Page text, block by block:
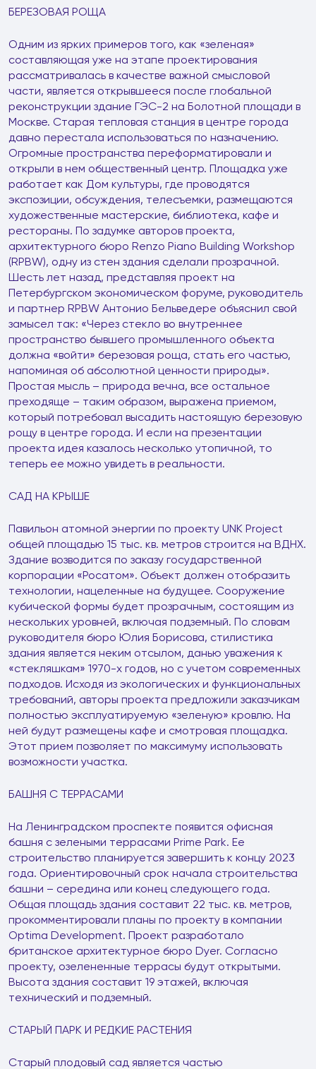
БЕРЕЗОВАЯ РОЩА
Одним из ярких примеров того, как «зеленая»
составляющая уже на этапе проектирования
рассматривалась в качестве важной смысловой
части, является открывшееся после глобальной
реконструкции здание ГЭС-2 на Болотной площади в
Москве. Старая тепловая станция в центре города
давно перестала использоваться по назначению.
Огромные пространства переформатировали и
открыли в нем общественный центр. Площадка уже
работает как Дом культуры, где проводятся
экспозиции, обсуждения, телесъемки, размещаются
художественные мастерские, библиотека, кафе и
рестораны. По задумке авторов проекта,
архитектурного бюро Renzo Piano Building Workshop
(RPBW), одну из стен здания сделали прозрачной.
Шесть лет назад, представляя проект на
Петербургском экономическом форуме, руководитель
и партнер RPBW Антонио Бельведере объяснил свой
замысел так: «Через стекло во внутреннее
пространство бывшего промышленного объекта
должна «войти» березовая роща, стать его частью,
напоминая об абсолютной ценности природы».
Простая мысль – природа вечна, все остальное
преходяще – таким образом, выражена приемом,
который потребовал высадить настоящую березовую
рощу в центре города. И если на презентации
проекта идея казалось несколько утопичной, то
теперь ее можно увидеть в реальности.
САД НА КРЫШЕ
Павильон атомной энергии по проекту UNK Project
общей площадью 15 тыс. кв. метров строится на ВДНХ.
Здание возводится по заказу государственной
корпорации «Росатом». Объект должен отобразить
технологии, нацеленные на будущее. Сооружение
кубической формы будет прозрачным, состоящим из
нескольких уровней, включая подземный. По словам
руководителя бюро Юлия Борисова, стилистика
здания является неким отсылом, данью уважения к
«стекляшкам» 1970-х годов, но с учетом современных
подходов. Исходя из экологических и функциональных
требований, авторы проекта предложили заказчикам
полностью эксплуатируемую «зеленую» кровлю. На
ней будут размещены кафе и смотровая площадка.
Этот прием позволяет по максимуму использовать
возможности участка.
БАШНЯ С ТЕРРАСАМИ
На Ленинградском проспекте появится офисная
башня с зелеными террасами Prime Park. Ее
строительство планируется завершить к концу 2023
года. Ориентировочный срок начала строительства
башни – середина или конец следующего года.
Общая площадь здания составит 22 тыс. кв. метров,
прокомментировали планы по проекту в компании
Optima Development. Проект разработало
британское архитектурное бюро Dyer. Согласно
проекту, озелененные террасы будут открытыми.
Высота здания составит 19 этажей, включая
технический и подземный.
СТАРЫЙ ПАРК И РЕДКИЕ РАСТЕНИЯ
Старый плодовый сад является частью